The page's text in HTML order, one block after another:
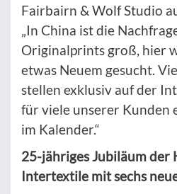
Fairbairn & Wolf Studio
„In China ist die
Originalprints groß, hier
etwas Neuem gesucht.
stellen exklusiv auf der
für viele unserer Kunden
im Kalender.“
25-jähriges Jubiläum der
Intertextile mit sechs